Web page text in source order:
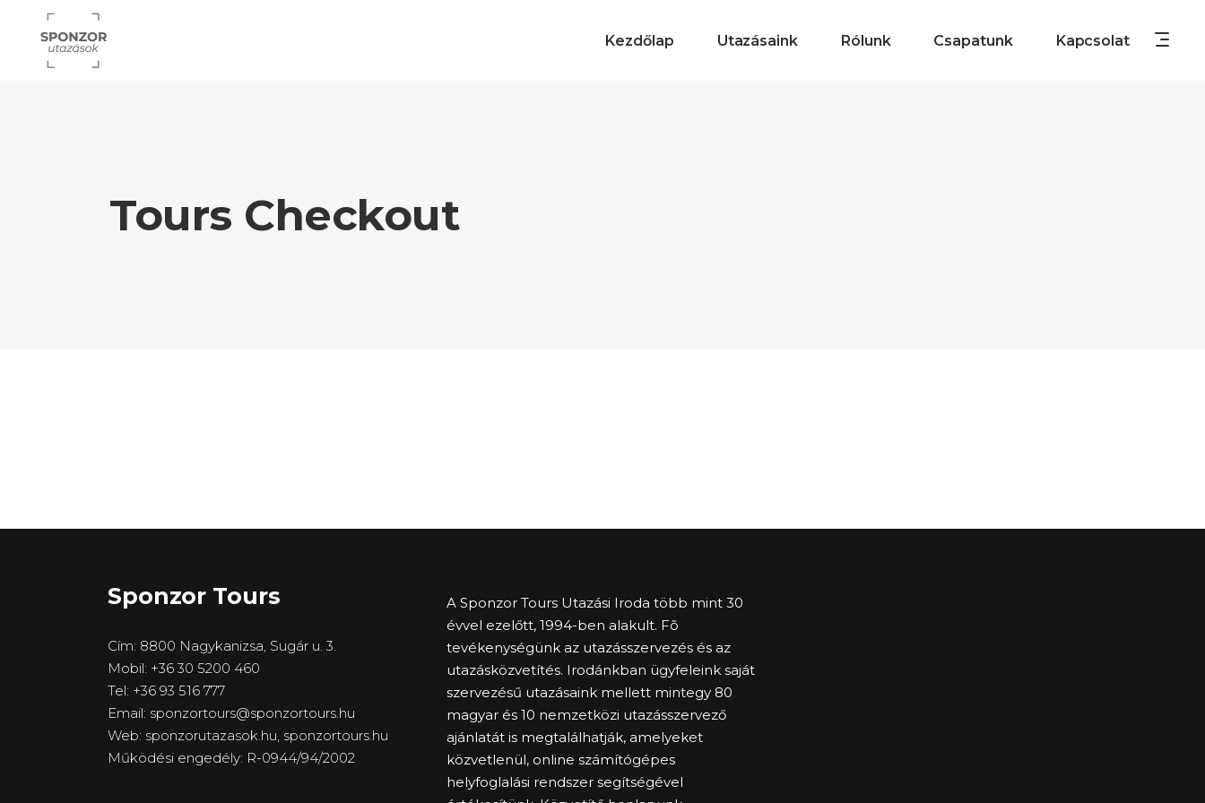
Kezdőlap Utazásaink Rólunk Csapatunk Kapcsolat
Tours Checkout
Sponzor Tours
Cím: 8800 Nagykanizsa, Sugár u. 3.
Mobil: +36 30 5200 460
Tel: +36 93 516 777
Email: sponzortours@sponzortours.hu
Web: sponzorutazasok.hu, sponzortours.hu
Működési engedély: R-0944/94/2002
A Sponzor Tours Utazási Iroda több mint 30
évvel ezelőtt, 1994-ben alakult. Fõ
tevékenységünk az utazásszervezés és az
utazásközvetítés. Irodánkban ügyfeleink saját
szervezésű utazásaink mellett mintegy 80
magyar és 10 nemzetközi utazásszervező
ajánlatát is megtalálhatják, amelyeket
közvetlenül, online számítógépes
helyfoglalási rendszer segítségével